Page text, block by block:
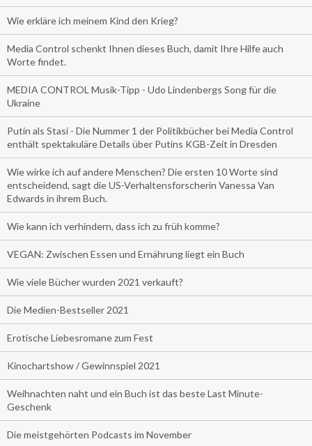
Wie erkläre ich meinem Kind den Krieg?
Media Control schenkt Ihnen dieses Buch, damit Ihre Hilfe auch
Worte findet.
MEDIA CONTROL Musik-Tipp - Udo Lindenbergs Song für die
Ukraine
Putin als Stasi - Die Nummer 1 der Politikbücher bei Media Control
enthält spektakuläre Details über Putins KGB-Zeit in Dresden
Wie wirke ich auf andere Menschen? Die ersten 10 Worte sind
entscheidend, sagt die US-Verhaltensforscherin Vanessa Van
Edwards in ihrem Buch.
Wie kann ich verhindern, dass ich zu früh komme?
VEGAN: Zwischen Essen und Ernährung liegt ein Buch
Wie viele Bücher wurden 2021 verkauft?
Die Medien-Bestseller 2021
Erotische Liebesromane zum Fest
Kinochartshow / Gewinnspiel 2021
Weihnachten naht und ein Buch ist das beste Last Minute-
Geschenk
Die meistgehörten Podcasts im November